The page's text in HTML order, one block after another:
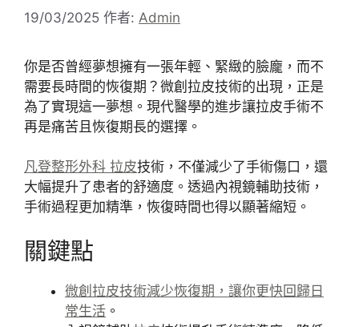
19/03/2025 作者: Admin
你是否曾經夢想擁有一張年輕、緊緻的臉龐，而不
需要長時間的恢復期？微創拉皮技術的出現，正是
為了實現這一夢想。現代醫學的進步讓拉皮手術不
再是痛苦且恢復期長的選擇。
凡登整形外科 拉皮技術，不僅減少了手術傷口，還
大幅提升了患者的舒適度。透過內視鏡輔助技術，
手術過程更加精準，恢復時間也得以顯著縮短。
關鍵點
微創拉皮技術減少恢復期，讓你更快回歸日
常生活 。